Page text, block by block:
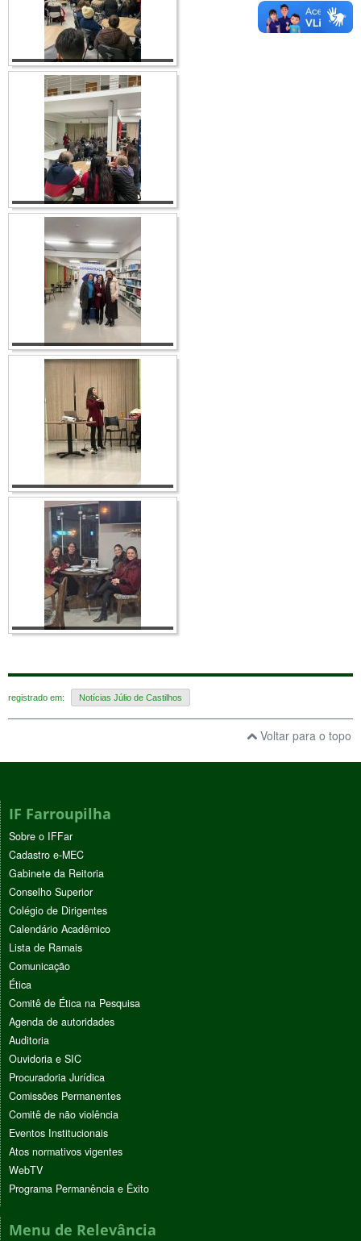
registrado em: Notícias Júlio de Castilhos
Voltar para o topo
IF Farroupilha
Sobre o IFFar
Cadastro e-MEC
Gabinete da Reitoria
Conselho Superior
Colégio de Dirigentes
Calendário Acadêmico
Lista de Ramais
Comunicação
Ética
Comitê de Ética na Pesquisa
Agenda de autoridades
Auditoria
Ouvidoria e SIC
Procuradoria Jurídica
Comissões Permanentes
Comitê de não violência
Eventos Institucionais
Atos normativos vigentes
WebTV
Programa Permanência e Êxito
Menu de Relevância